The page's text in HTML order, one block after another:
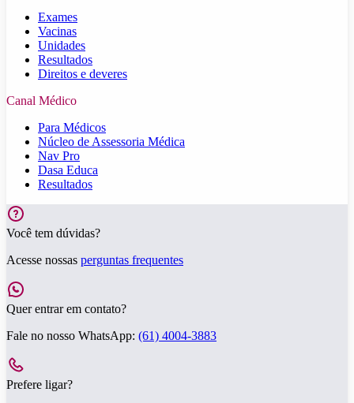
Exames
Vacinas
Unidades
Resultados
Direitos e deveres
Canal Médico
Para Médicos
Núcleo de Assessoria Médica
Nav Pro
Dasa Educa
Resultados
Você tem dúvidas?
Acesse nossas perguntas frequentes
Quer entrar em contato?
Fale no nosso WhatsApp: (61) 4004-3883
Prefere ligar?